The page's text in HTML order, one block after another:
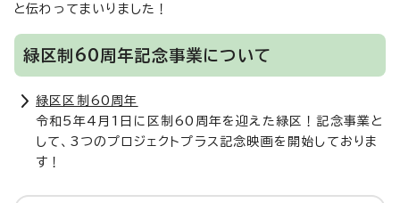
と伝わってまいりました！
緑区制60周年記念事業について
緑区区制60周年
令和5年4月1日に区制60周年を迎えた緑区！記念事業と
して、3つのプロジェクトプラス記念映画を開始しておりま
す！